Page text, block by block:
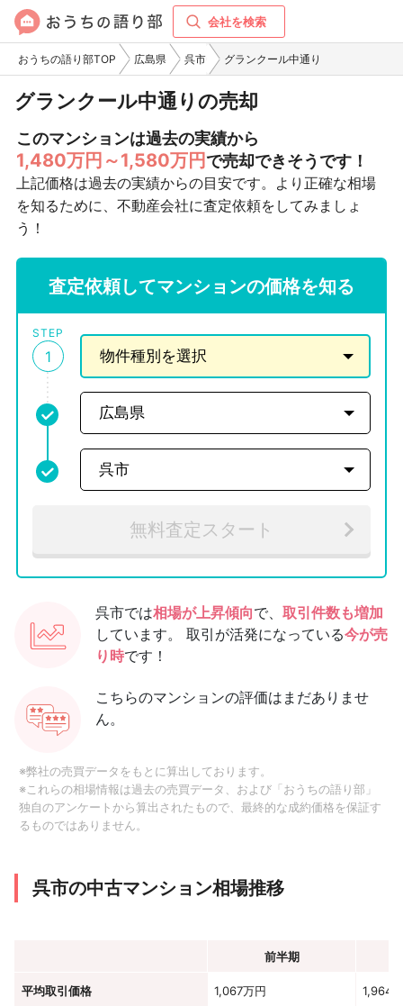
会社を検索
おうちの語り部TOP 広島県 呉市 グランクール中通り
グランクール中通りの売却
このマンションは過去の実績から
1,480万円～1,580万円で売却できそうです！
上記価格は過去の実績からの目安です。より正確な相場
を知るために、不動産会社に査定依頼をしてみましょ
う！
査定依頼してマンションの価格を知る
STEP
1
無料査定スタート
呉市では相場が上昇傾向で、 取引件数も増加
しています。
取引が活発になっている今が売
り時です！
こちらのマンションの評価はまだありませ
ん。
※弊社の売買データをもとに算出しております。
※これらの相場情報は過去の売買データ、および「おうちの語り部」
独自のアンケートから算出されたもので、最終的な成約価格を保証す
るものではありません。
呉市の中古マンション相場推移
前半期
平均取引価格 1,067万円 1,964